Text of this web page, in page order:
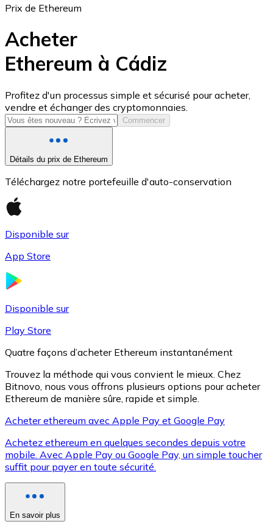
USD Coin
USDC
XRP
XRP
Voir toutes
Prix de Ethereum
Acheter
Ethereum à Cádiz
Profitez d'un processus simple et sécurisé pour acheter,
vendre et échanger des cryptomonnaies.
Commencer
Détails du prix de Ethereum
Téléchargez notre portefeuille d'auto-conservation
Disponible sur
App Store
Disponible sur
Play Store
Quatre façons d’acheter Ethereum instantanément
Trouvez la méthode qui vous convient le mieux. Chez
Bitnovo, nous vous offrons plusieurs options pour acheter
Ethereum de manière sûre, rapide et simple.
Acheter ethereum avec Apple Pay et Google Pay
Achetez ethereum en quelques secondes depuis votre
mobile. Avec Apple Pay ou Google Pay, un simple toucher
suffit pour payer en toute sécurité.
En savoir plus